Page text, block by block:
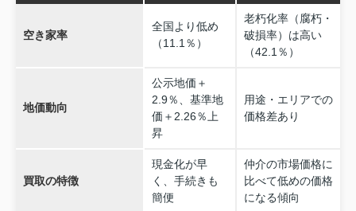
空き家率
全国より低め
（11.1％）
老朽化率（腐朽・
破損率）は高い
（42.1％）
地価動向
公示地価＋
2.9％、基準地
価＋2.26％上
昇
用途・エリアでの
価格差あり
買取の特徴
現金化が早
く、手続きも
簡便
仲介の市場価格に
比べて低めの価格
になる傾向